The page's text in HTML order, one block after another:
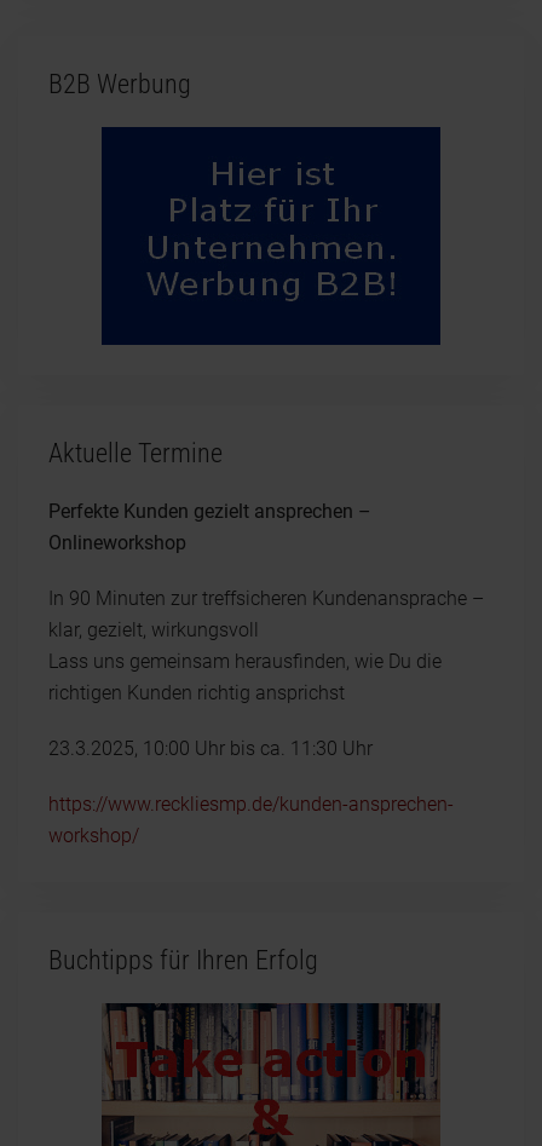
B2B Werbung
Aktuelle Termine
Perfekte Kunden gezielt ansprechen –
Onlineworkshop
In 90 Minuten zur treffsicheren Kundenansprache –
klar, gezielt, wirkungsvoll
Lass uns gemeinsam herausfinden, wie Du die
richtigen Kunden richtig ansprichst
23.3.2025, 10:00 Uhr bis ca. 11:30 Uhr
https://www.reckliesmp.de/kunden-ansprechen-
workshop/
Buchtipps für Ihren Erfolg